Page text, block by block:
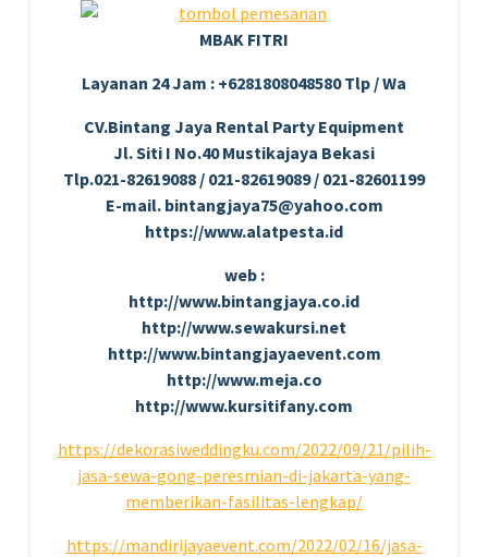
MBAK FITRI
Layanan 24 Jam : +6281808048580 Tlp / Wa
CV.Bintang Jaya Rental Party Equipment
Jl. Siti I No.40 Mustikajaya Bekasi
Tlp.021-82619088 / 021-82619089 / 021-82601199
E-mail. bintangjaya75@yahoo.com
https://www.alatpesta.id
web :
http://www.bintangjaya.co.id
http://www.sewakursi.net
http://www.bintangjayaevent.com
http://www.meja.co
http://www.kursitifany.com
https://dekorasiweddingku.com/2022/09/21/pilih-
jasa-sewa-gong-peresmian-di-jakarta-yang-
memberikan-fasilitas-lengkap/
https://mandirijayaevent.com/2022/02/16/jasa-